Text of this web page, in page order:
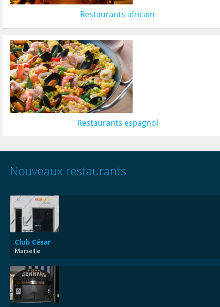
Restaurants africain
Restaurants espagnol
Nouveaux restaurants
Club César
Marseille